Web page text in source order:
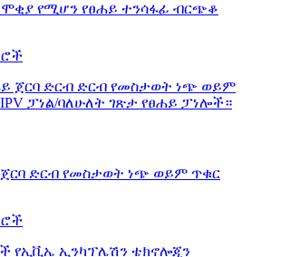
የሚሆን የፀሐይ ተንሳፋፊ ብርጭቆ
ድርብ የመስታወት ነጭ ወይም ጥቁር